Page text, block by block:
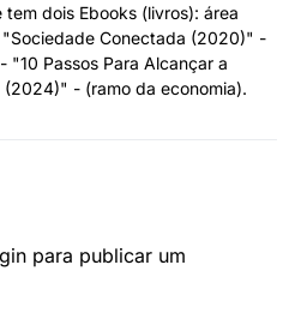
dois Ebooks (livros): área
"Sociedade Conectada (2020)" -
"10 Passos Para Alcançar a
(2024)" - (ramo da economia).
para publicar um